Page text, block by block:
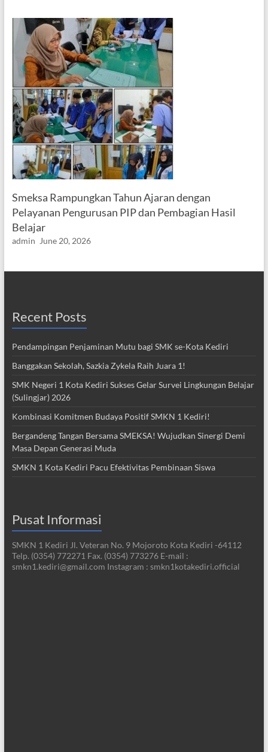
Smeksa Rampungkan Tahun Ajaran dengan
Pelayanan Pengurusan PIP dan Pembagian Hasil
Belajar
admin June 20, 2026
Recent Posts
Pendampingan Penjaminan Mutu bagi SMK se-Kota Kediri
Banggakan Sekolah, Sazkia Zykela Raih Juara 1!
SMK Negeri 1 Kota Kediri Sukses Gelar Survei Lingkungan Belajar
(Sulingjar) 2026
Kombinasi Komitmen Budaya Positif SMKN 1 Kediri!
Bergandeng Tangan Bersama SMEKSA! Wujudkan Sinergi Demi
Masa Depan Generasi Muda
SMKN 1 Kota Kediri Pacu Efektivitas Pembinaan Siswa
Pusat Informasi
SMKN 1 Kediri Jl. Veteran No. 9 Mojoroto Kota Kediri -64112
Telp. (0354) 772271 Fax. (0354) 773276 E-mail :
smkn1.kediri@gmail.com Instagram : smkn1kotakediri.official